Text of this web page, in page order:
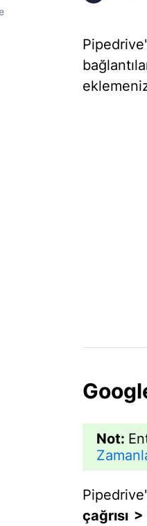
Not:
çağrısı